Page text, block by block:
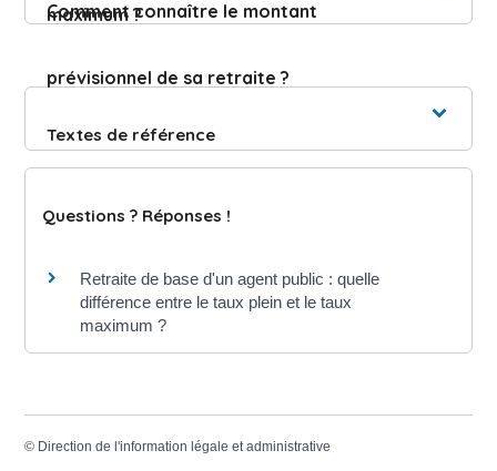
maximum ?
Comment connaître le montant
prévisionnel de sa retraite ?
Textes de référence
Questions ? Réponses !
Retraite de base d'un agent public : quelle
différence entre le taux plein et le taux
maximum ?
© Direction de l'information légale et administrative